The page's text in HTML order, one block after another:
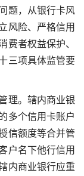
题，从银行卡风
风险、严格信用
费者权益保护、
三项具体监管要
理。辖内商业银
多个信用卡账户
信额度等合并管
户名下他行信用
内商业银行应重